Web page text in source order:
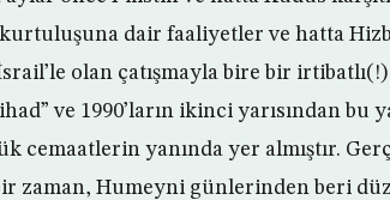
dair faaliyetler ve hatta
olan çatışmayla bire bir
ve 1990’ların ikinci yarısından bu
cemaatlerin yanında yer almıştır.
zaman, Humeyni günlerinden beri